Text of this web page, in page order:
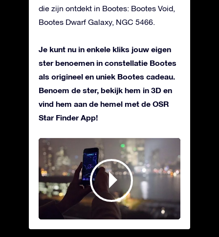
die zijn ontdekt in Bootes: Bootes Void,
Bootes Dwarf Galaxy, NGC 5466.
Je kunt nu in enkele kliks jouw eigen
ster benoemen in constellatie Bootes
als origineel en uniek Bootes cadeau.
Benoem de ster, bekijk hem in 3D en
vind hem aan de hemel met de OSR
Star Finder App!